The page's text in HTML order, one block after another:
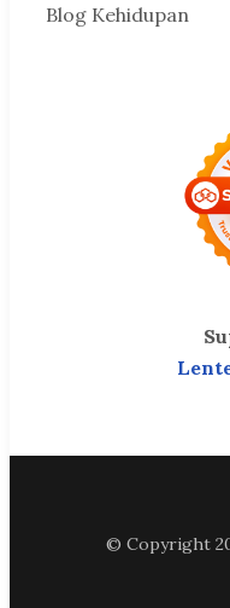
Blog Kehidupan
© Copyright